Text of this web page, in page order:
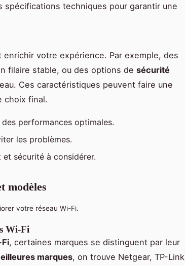
spécifications techniques pour garantir une
votre expérience. Par exemple, des
filaire stable, ou des options de sécurité
Ces caractéristiques peuvent faire une
choix final.
performances optimales.
les problèmes.
et sécurité à considérer.
modèles
votre réseau Wi-Fi.
Wi-Fi
, certaines marques se distinguent par leur
marques, on trouve Netgear, TP-Link